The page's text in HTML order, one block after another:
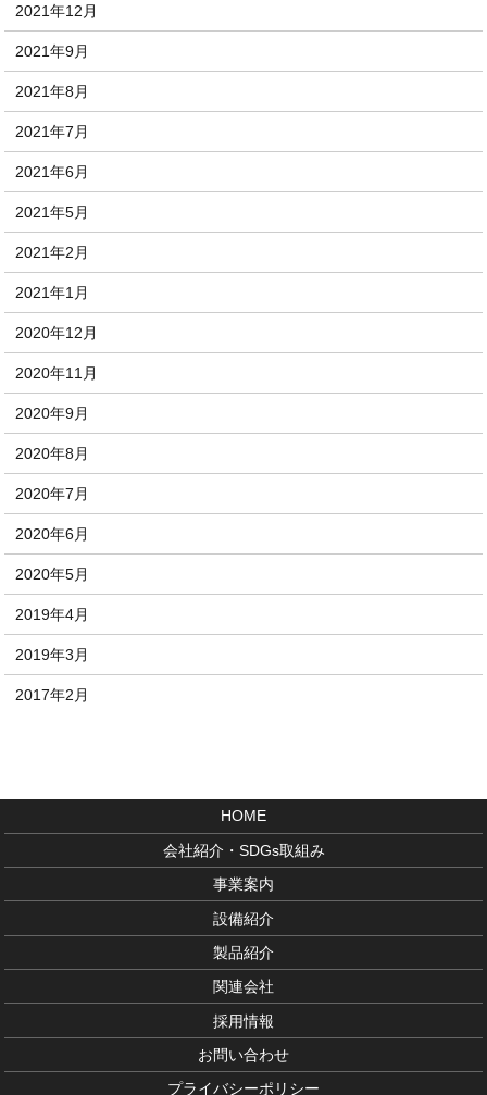
2021年12月
2021年9月
2021年8月
2021年7月
2021年6月
2021年5月
2021年2月
2021年1月
2020年12月
2020年11月
2020年9月
2020年8月
2020年7月
2020年6月
2020年5月
2019年4月
2019年3月
2017年2月
HOME
会社紹介・SDGs取組み
事業案内
設備紹介
製品紹介
関連会社
採用情報
お問い合わせ
プライバシーポリシー